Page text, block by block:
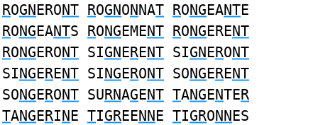
ROGNERONT ROGNONNAT RONGEANTE
RONGEANTS RONGEMENT RONGERENT
RONGERONT SIGNERENT SIGNERONT
SINGERENT SINGERONT SONGERENT
SONGERONT SURNAGENT TANGENTER
TANGERINE TIGREENNE TIGRONNES